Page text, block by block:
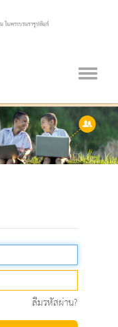
ลืมรหัสผ่าน?